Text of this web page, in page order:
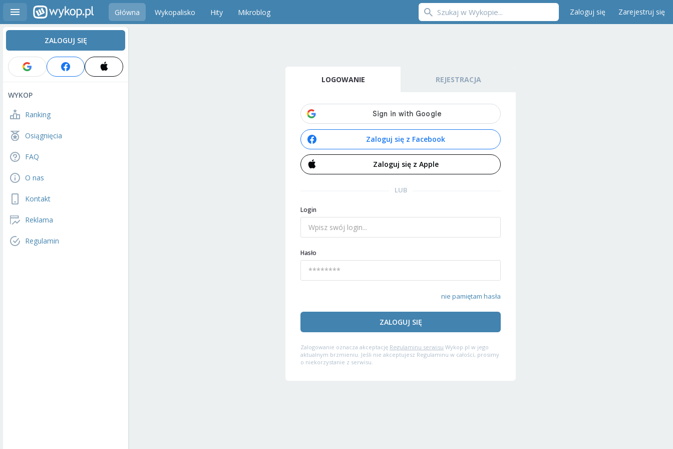
Główna Wykopalisko Hity Mikroblog Zaloguj się Zarejestruj się
ZALOGUJ SIĘ
WYKOP
Ranking
Osiągnięcia
FAQ
O nas
Kontakt
Reklama
Regulamin
LOGOWANIE REJESTRACJA
Zaloguj się z Facebook
Zaloguj się z Apple
LUB
Login
Hasło
nie pamiętam hasła
ZALOGUJ SIĘ
Zalogowanie oznacza akceptację Regulaminu serwisu Wykop.pl w jego
aktualnym brzmieniu. Jeśli nie akceptujesz Regulaminu w całości, prosimy
o niekorzystanie z serwisu.